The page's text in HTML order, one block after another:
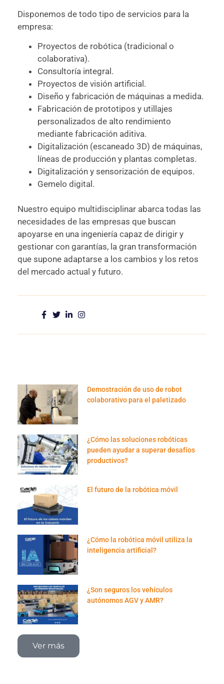
Disponemos de todo tipo de servicios para la
empresa:
Proyectos de robótica (tradicional o
colaborativa).
Consultoría integral.
Proyectos de visión artificial.
Diseño y fabricación de máquinas a medida.
Fabricación de prototipos y utillajes
personalizados de alto rendimiento
mediante fabricación aditiva.
Digitalización (escaneado 3D) de máquinas,
líneas de producción y plantas completas.
Digitalización y sensorización de equipos.
Gemelo digital.
Nuestro equipo multidisciplinar abarca todas las
necesidades de las empresas que buscan
apoyarse en una ingeniería capaz de dirigir y
gestionar con garantías, la gran transformación
que supone adaptarse a los cambios y los retos
del mercado actual y futuro.
Demostración de uso de robot
colaborativo para el paletizado
¿Cómo las soluciones robóticas
pueden ayudar a superar desafíos
productivos?
El futuro de la robótica móvil
¿Cómo la robótica móvil utiliza la
inteligencia artificial?
¿Son seguros los vehículos
autónomos AGV y AMR?
Ver más